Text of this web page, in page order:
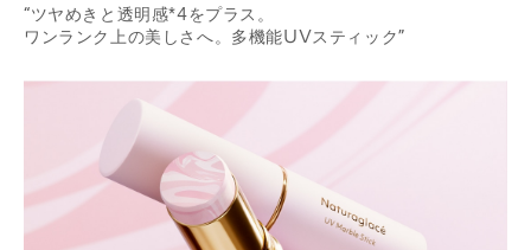
“ツヤめきと透明感*4をプラス。
ワンランク上の美しさへ。多機能UVスティック”